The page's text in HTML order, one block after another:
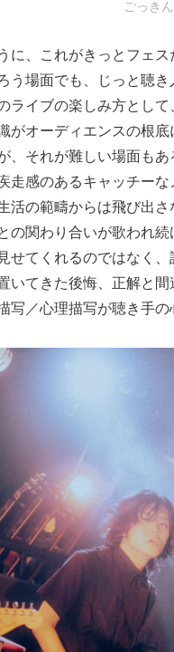
ごっき
に、これがきっとフェ
う場面でも、じっと聴
ライブの楽しみ方とし
がオーディエンスの根
、それが難しい場面もあ
走感のあるキャッチー
活の範疇からは飛び出
の関わり合いが歌われ
せてくれるのではなく
いてきた後悔、正解と
写／心理描写が聴き手の